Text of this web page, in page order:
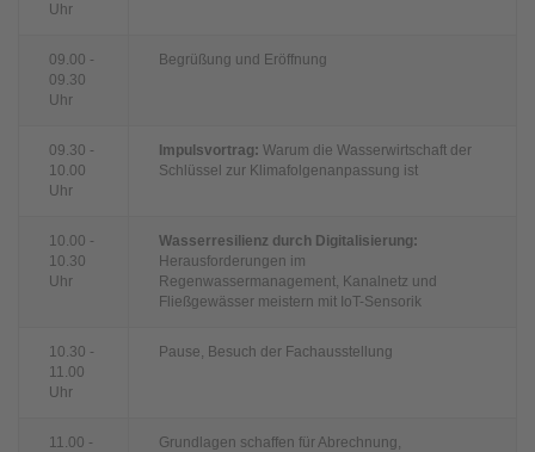
Uhr
09.00 -
09.30
Uhr
Begrüßung und Eröffnung
09.30 -
10.00
Uhr
Impulsvortrag: Warum die Wasserwirtschaft der
Schlüssel zur Klimafolgenanpassung ist
10.00 -
10.30
Uhr
Wasserresilienz durch Digitalisierung:
Herausforderungen im
Regenwassermanagement, Kanalnetz und
Fließgewässer meistern mit IoT-Sensorik
10.30 -
11.00
Uhr
Pause, Besuch der Fachausstellung
11.00 -
Grundlagen schaffen für Abrechnung,